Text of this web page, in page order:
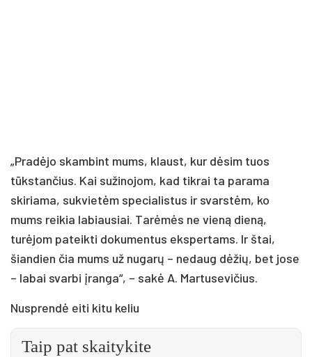
„Pradėjo skambint mums, klaust, kur dėsim tuos
tūkstančius. Kai sužinojom, kad tikrai ta parama
skiriama, sukvietėm specialistus ir svarstėm, ko
mums reikia labiausiai. Tarėmės ne vieną dieną,
turėjom pateikti dokumentus ekspertams. Ir štai,
šiandien čia mums už nugarų – nedaug dėžių, bet jose
– labai svarbi įranga“, – sakė A. Martusevičius.
Nusprendė eiti kitu keliu
Taip pat skaitykite